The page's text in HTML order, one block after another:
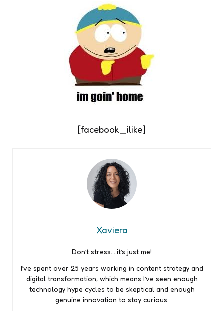
[facebook_ilike]
Xaviera
Don’t stress….it’s just me!
I’ve spent over 25 years working in content strategy and
digital transformation, which means I’ve seen enough
technology hype cycles to be skeptical and enough
genuine innovation to stay curious.